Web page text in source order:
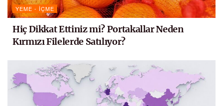
YEME - İÇME
Hiç Dikkat Ettiniz mi? Portakallar Neden
Kırmızı Filelerde Satılıyor?